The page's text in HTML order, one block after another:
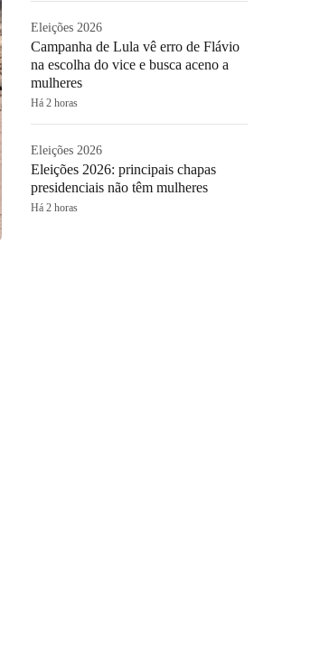
Eleições 2026
Campanha de Lula vê erro de Flávio
na escolha do vice e busca aceno a
mulheres
Há 2 horas
Eleições 2026
Eleições 2026: principais chapas
presidenciais não têm mulheres
Há 2 horas